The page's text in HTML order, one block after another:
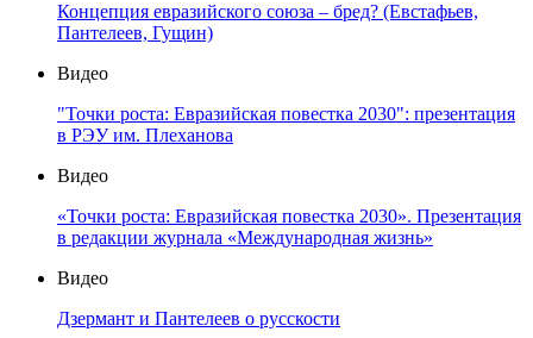
Концепция евразийского союза – бред? (Евстафьев,
Пантелеев, Гущин)
Видео
"Точки роста: Евразийская повестка 2030": презентация
в РЭУ им. Плеханова
Видео
«Точки роста: Евразийская повестка 2030». Презентация
в редакции журнала «Международная жизнь»
Видео
Дзермант и Пантелеев о русскости